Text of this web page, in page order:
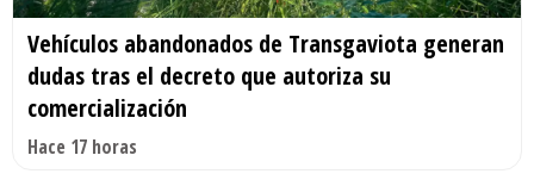
Vehículos abandonados de Transgaviota generan
dudas tras el decreto que autoriza su
comercialización
Hace 17 horas